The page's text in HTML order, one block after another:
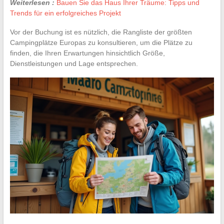
Weiterlesen : Bauen Sie das Haus Ihrer Träume: Tipps und
Trends für ein erfolgreiches Projekt
Vor der Buchung ist es nützlich, die Rangliste der größten
Campingplätze Europas zu konsultieren, um die Plätze zu
finden, die Ihren Erwartungen hinsichtlich Größe,
Dienstleistungen und Lage entsprechen.